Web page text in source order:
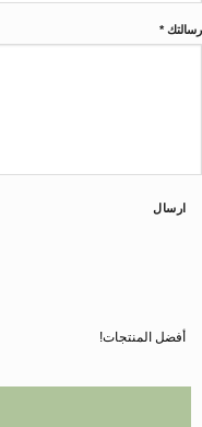
رسالتك*
ارسال
أفضل المنتجات!